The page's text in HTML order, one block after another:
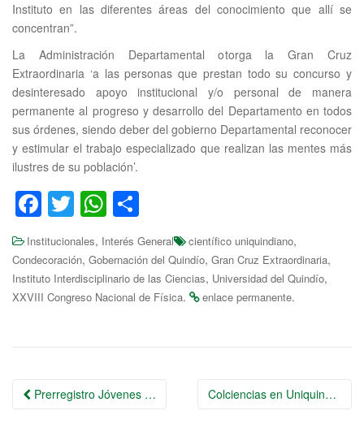
Instituto en las diferentes áreas del conocimiento que allí se
concentran”.
La Administración Departamental otorga la Gran Cruz
Extraordinaria ‘a las personas que prestan todo su concurso y
desinteresado apoyo institucional y/o personal de manera
permanente al progreso y desarrollo del Departamento en todos
sus órdenes, siendo deber del gobierno Departamental reconocer
y estimular el trabajo especializado que realizan las mentes más
ilustres de su población’.
F
a
c
e
b
k
T
wi
tt
er
W
h
at
s
A
h
ar
e
Institucionales, Interés General científico uniquindiano,
Condecoración, Gobernación del Quindío, Gran Cruz Extraordinaria,
Instituto Interdisciplinario de las Ciencias, Universidad del Quindío,
XXVIII Congreso Nacional de Física. enlace permanente.
Ir Prerregistro Jóvenes en Acción Colciencias en Uniquindío, una apuesta por el impacto social del conocimiento en las regiones